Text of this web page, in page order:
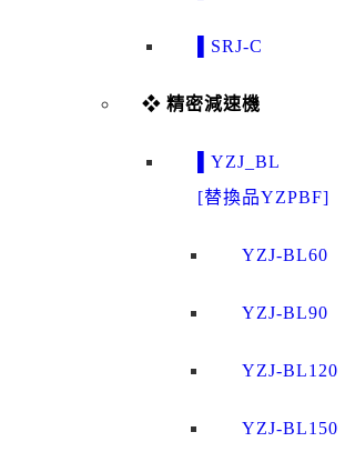
▌SRJ-C
❖ 精密減速機
▌YZJ_BL
[替換品YZPBF]
YZJ-BL60
YZJ-BL90
YZJ-BL120
YZJ-BL150